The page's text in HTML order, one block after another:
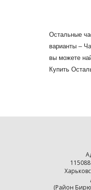
Остальные
варианты –
вы можете
Купить
(Район